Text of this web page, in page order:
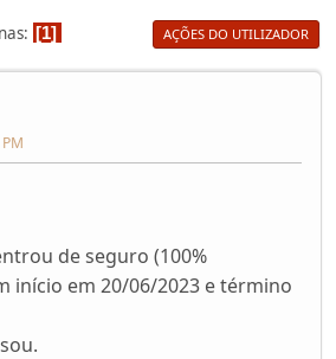
1 AÇÕES DO UTILIZADOR
de seguro (100%
início em 20/06/2023 e término